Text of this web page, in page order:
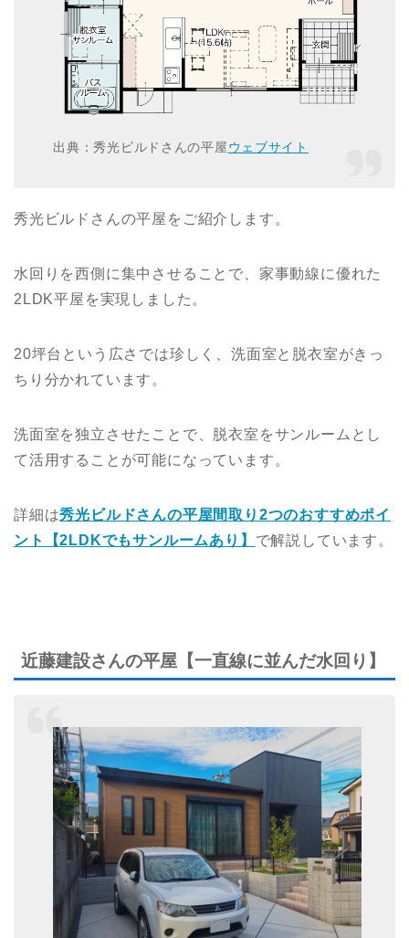
出典：秀光ビルドさんの平屋ウェブサイト
秀光ビルドさんの平屋をご紹介します。
水回りを西側に集中させることで、家事動線に優れた
2LDK平屋を実現しました。
20坪台という広さでは珍しく、洗面室と脱衣室がきっ
ちり分かれています。
洗面室を独立させたことで、脱衣室をサンルームとし
て活用することが可能になっています。
詳細は秀光ビルドさんの平屋間取り2つのおすすめポイ
ント【2LDKでもサンルームあり】 で解説しています。
近藤建設さんの平屋【一直線に並んだ水回り】